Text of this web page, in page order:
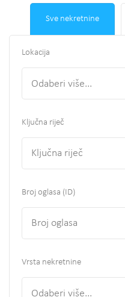
Sve nekretnine
Lokacija
Odaberi više...
Ključna riječ
Broj oglasa (ID)
Vrsta nekretnine
Odaberi više...